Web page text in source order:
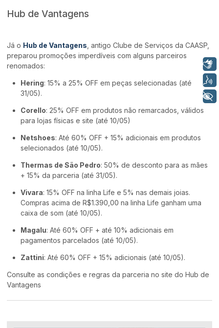
Hub de Vantagens
Já o Hub de Vantagens , antigo Clube de Serviços da CAASP,
preparou promoções imperdíveis com alguns parceiros
renomados:
Hering: 15% a 25% OFF em peças selecionadas (até
31/05).
Corello: 25% OFF em produtos não remarcados, válidos
para lojas físicas e site (até 10/05)
Netshoes: Até 60% OFF + 15% adicionais em produtos
selecionados (até 10/05).
Thermas de São Pedro: 50% de desconto para as mães
+ 15% da parceria (até 31/05).
Vivara: 15% OFF na linha Life e 5% nas demais joias.
Compras acima de R$1.390,00 na linha Life ganham uma
caixa de som (até 10/05).
Magalu: Até 60% OFF + até 10% adicionais em
pagamentos parcelados (até 10/05).
Zattini: Até 60% OFF + 15% adicionais (até 10/05).
Consulte as condições e regras da parceria no site do Hub de
Vantagens
Voz